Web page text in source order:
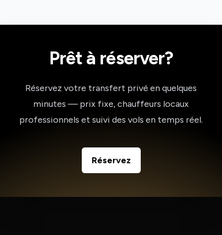
Prêt à réserver?
Réservez votre transfert privé en quelques
minutes — prix fixe, chauffeurs locaux
professionnels et suivi des vols en temps réel.
Réservez